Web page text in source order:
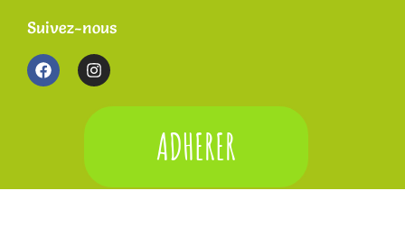
Suivez-nous
ADHERER